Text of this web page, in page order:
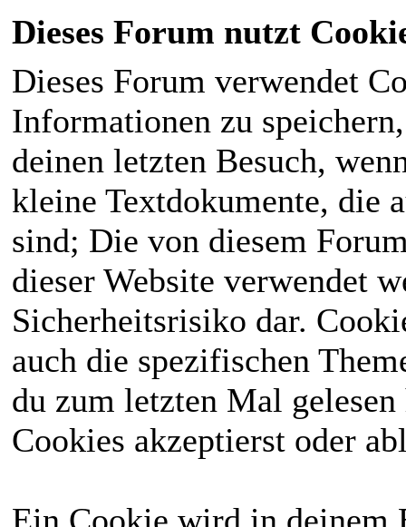
Dieses Forum nutzt
Dieses Forum verwendet
Informationen zu
deinen letzten Besuch,
kleine Textdokumente, die
sind; Die von diesem
dieser Website verwendet
Sicherheitsrisiko dar.
auch die spezifischen
du zum letzten Mal
Cookies akzeptierst oder